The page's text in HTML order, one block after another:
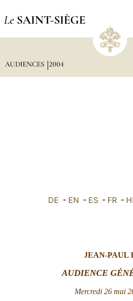
Le SAINT-SIÈGE
AUDIENCES 2004
DE - EN - ES- FR-
JEAN-PAUL
AUDIENCE
Mercredi 26 mai